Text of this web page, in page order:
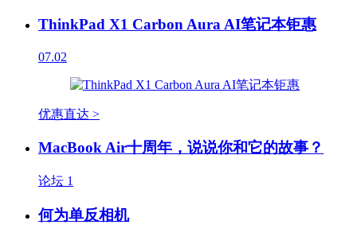
ThinkPad X1 Carbon Aura AI笔记本钜惠
07.02
优惠直达 >
MacBook Air十周年，说说你和它的故事？
论坛 1
何为单反相机